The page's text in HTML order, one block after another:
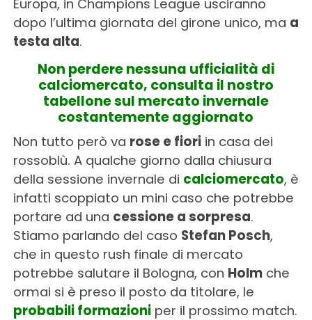
Europa, in Champions League usciranno
dopo l’ultima giornata del girone unico, ma a
testa alta.
Non perdere nessuna ufficialità di
calciomercato, consulta il nostro
tabellone sul mercato invernale
costantemente aggiornato
Non tutto però va rose e fioriin casa dei
rossoblù. A qualche giorno dalla chiusura
della sessione invernale di calciomercato, è
infatti scoppiato un mini caso che potrebbe
portare ad una cessione a sorpresa.
Stiamo parlando del caso Stefan Posch,
che in questo rush finale di mercato
potrebbe salutare il Bologna, con Holmche
ormai si è preso il posto da titolare, le
probabili formazioniper il prossimo match.